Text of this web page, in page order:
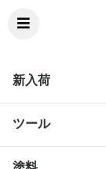
新入荷
ツール